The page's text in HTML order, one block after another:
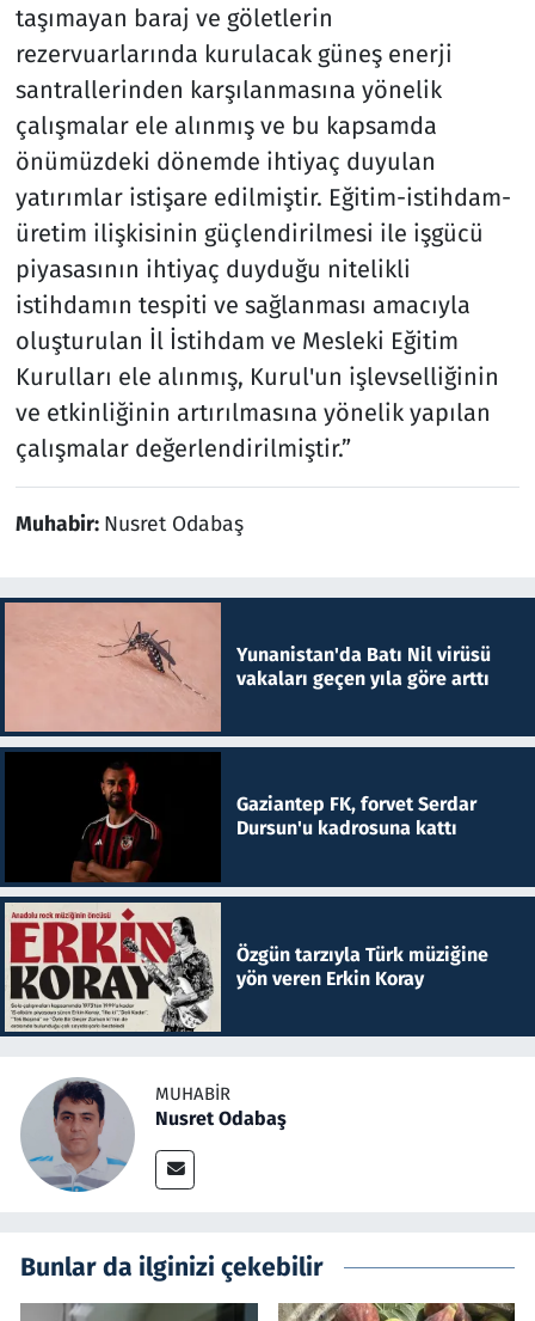
taşımayan baraj ve göletlerin
rezervuarlarında kurulacak güneş enerji
santrallerinden karşılanmasına yönelik
çalışmalar ele alınmış ve bu kapsamda
önümüzdeki dönemde ihtiyaç duyulan
yatırımlar istişare edilmiştir. Eğitim-istihdam-
üretim ilişkisinin güçlendirilmesi ile işgücü
piyasasının ihtiyaç duyduğu nitelikli
istihdamın tespiti ve sağlanması amacıyla
oluşturulan İl İstihdam ve Mesleki Eğitim
Kurulları ele alınmış, Kurul'un işlevselliğinin
ve etkinliğinin artırılmasına yönelik yapılan
çalışmalar değerlendirilmiştir.”
Muhabir: Nusret Odabaş
Yunanistan'da Batı Nil virüsü
vakaları geçen yıla göre arttı
Gaziantep FK, forvet Serdar
Dursun'u kadrosuna kattı
Özgün tarzıyla Türk müziğine
yön veren Erkin Koray
MUHABIR
Nusret Odabaş
Bunlar da ilginizi çekebilir